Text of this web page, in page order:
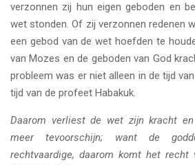
verzonnen zij hun eigen geboden en
wet stonden. Of zij verzonnen redenen
een gebod van de wet hoefden te
van Mozes en de geboden van God
probleem was er niet alleen in de tijd
tijd van de profeet Habakuk.
Daarom verliest de wet zijn kracht
meer tevoorschijn; want de
rechtvaardige, daarom komt het recht